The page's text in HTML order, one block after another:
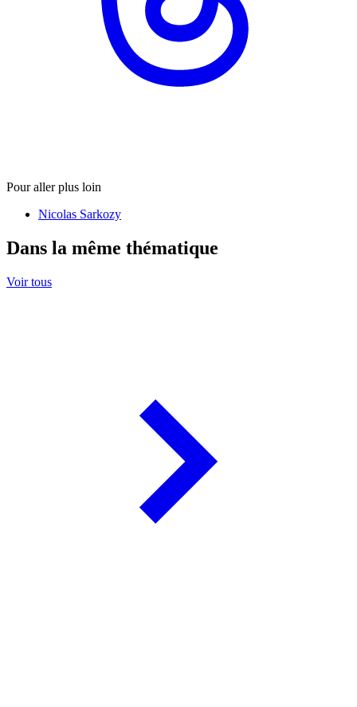
Pour aller plus loin
Nicolas Sarkozy
Dans la même thématique
Voir tous